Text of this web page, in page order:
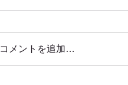
コメントを追加…